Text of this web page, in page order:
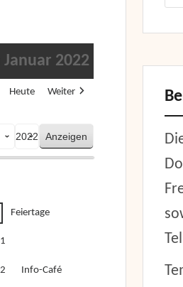
2022
Heute Weiter
Feiertage
Info-Café